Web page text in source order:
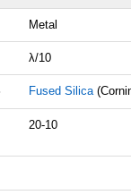
Metal
λ/10
Fused Silica
20-10